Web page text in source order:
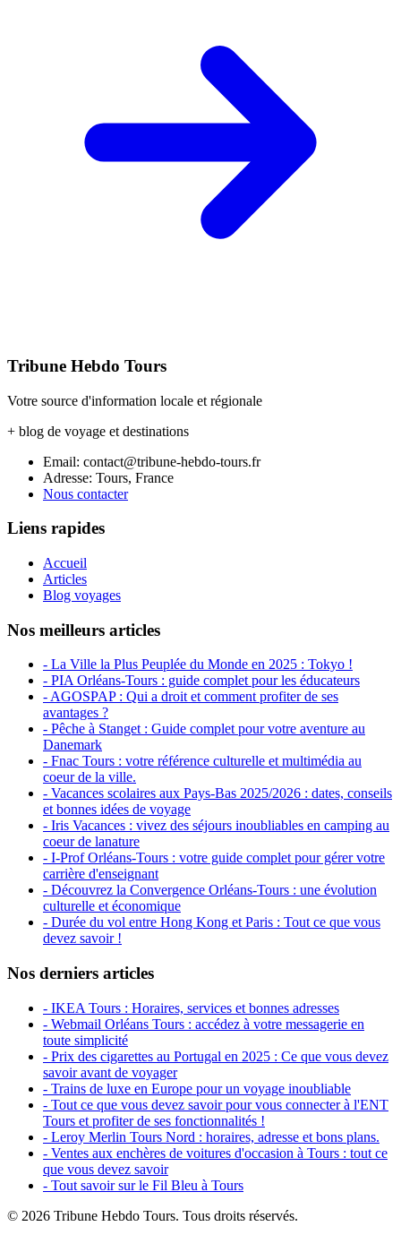
Tribune Hebdo Tours
Votre source d'information locale et régionale
+ blog de voyage et destinations
Email: contact@tribune-hebdo-tours.fr
Adresse: Tours, France
Nous contacter
Liens rapides
Accueil
Articles
Blog voyages
Nos meilleurs articles
- La Ville la Plus Peuplée du Monde en 2025 : Tokyo !
- PIA Orléans-Tours : guide complet pour les éducateurs
- AGOSPAP : Qui a droit et comment profiter de ses
avantages ?
- Pêche à Stanget : Guide complet pour votre aventure au
Danemark
- Fnac Tours : votre référence culturelle et multimédia au
coeur de la ville.
- Vacances scolaires aux Pays-Bas 2025/2026 : dates, conseils
et bonnes idées de voyage
- Iris Vacances : vivez des séjours inoubliables en camping au
coeur de lanature
- I-Prof Orléans-Tours : votre guide complet pour gérer votre
carrière d'enseignant
- Découvrez la Convergence Orléans-Tours : une évolution
culturelle et économique
- Durée du vol entre Hong Kong et Paris : Tout ce que vous
devez savoir !
Nos derniers articles
- IKEA Tours : Horaires, services et bonnes adresses
- Webmail Orléans Tours : accédez à votre messagerie en
toute simplicité
- Prix des cigarettes au Portugal en 2025 : Ce que vous devez
savoir avant de voyager
- Trains de luxe en Europe pour un voyage inoubliable
- Tout ce que vous devez savoir pour vous connecter à l'ENT
Tours et profiter de ses fonctionnalités !
- Leroy Merlin Tours Nord : horaires, adresse et bons plans.
- Ventes aux enchères de voitures d'occasion à Tours : tout ce
que vous devez savoir
- Tout savoir sur le Fil Bleu à Tours
© 2026 Tribune Hebdo Tours. Tous droits réservés.